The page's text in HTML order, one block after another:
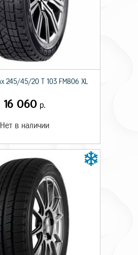
245/45/20 T 103 FM806 XL
16 060р.
Нет в наличии